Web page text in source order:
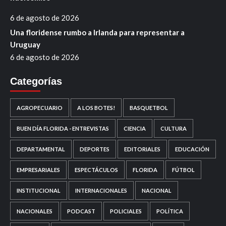
6 de agosto de 2026
Una floridense rumbo a Irlanda para representar a
Uruguay
6 de agosto de 2026
Categorías
AGROPECUARIO A LOS BOTES! BASQUETBOL
BUEN DÍA FLORIDA - ENTREVISTAS CIENCIA CULTURA
DEPARTAMENTAL DEPORTES EDITORIALES EDUCACIÓN
EMPRESARIALES ESPECTÁCULOS FLORIDA FÚTBOL
INSTITUCIONAL INTERNACIONALES NACIONAL
NACIONALES PODCAST POLICIALES POLÍTICA